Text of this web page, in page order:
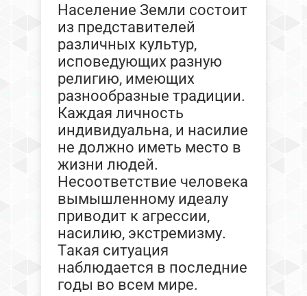
Население Земли состоит
из представителей
различных культур,
исповедующих разную
религию, имеющих
разнообразные традиции.
Каждая личность
индивидуальна, и насилие
не должно иметь место в
жизни людей.
Несоответствие человека
вымышленному идеалу
приводит к агрессии,
насилию, экстремизму.
Такая ситуация
наблюдается в последние
годы во всем мире.